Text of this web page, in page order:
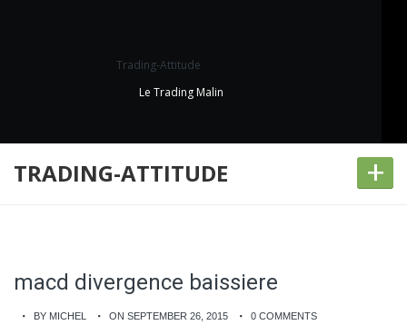
Trading-Attitude
Le Trading Malin
TRADING-ATTITUDE +
macd divergence baissiere
BY MICHEL ON SEPTEMBER 26, 2015 0 COMMENTS